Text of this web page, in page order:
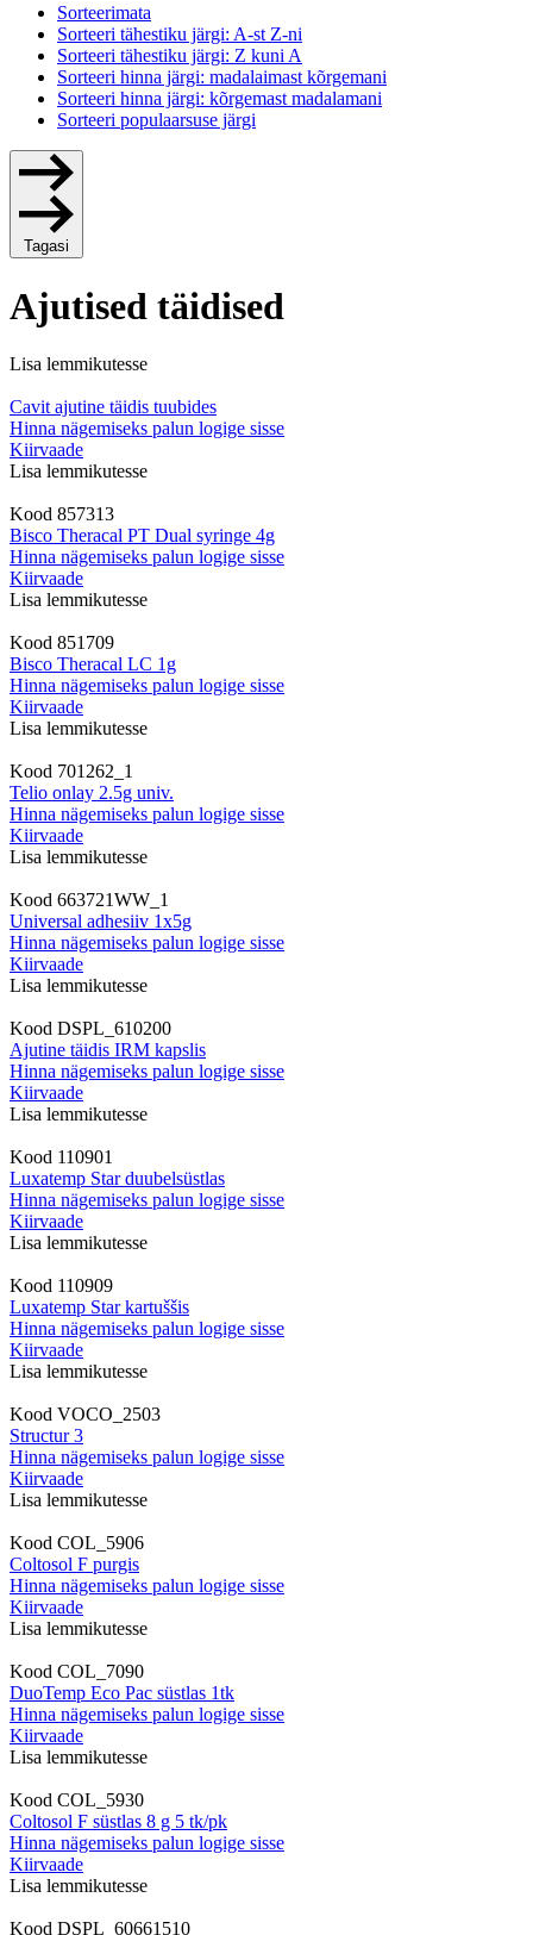
Sorteerimata
Sorteeri tähestiku järgi: A-st Z-ni
Sorteeri tähestiku järgi: Z kuni A
Sorteeri hinna järgi: madalaimast kõrgemani
Sorteeri hinna järgi: kõrgemast madalamani
Sorteeri populaarsuse järgi
Tagasi
Ajutised täidised
Lisa lemmikutesse
Cavit ajutine täidis tuubides
Hinna nägemiseks palun logige sisse
Kiirvaade
Lisa lemmikutesse
Kood 857313
Bisco Theracal PT Dual syringe 4g
Hinna nägemiseks palun logige sisse
Kiirvaade
Lisa lemmikutesse
Kood 851709
Bisco Theracal LC 1g
Hinna nägemiseks palun logige sisse
Kiirvaade
Lisa lemmikutesse
Kood 701262_1
Telio onlay 2.5g univ.
Hinna nägemiseks palun logige sisse
Kiirvaade
Lisa lemmikutesse
Kood 663721WW_1
Universal adhesiiv 1x5g
Hinna nägemiseks palun logige sisse
Kiirvaade
Lisa lemmikutesse
Kood DSPL_610200
Ajutine täidis ​IRM kapslis
Hinna nägemiseks palun logige sisse
Kiirvaade
Lisa lemmikutesse
Kood 110901
Luxatemp Star duubelsüstlas
Hinna nägemiseks palun logige sisse
Kiirvaade
Lisa lemmikutesse
Kood 110909
Luxatemp Star kartuššis
Hinna nägemiseks palun logige sisse
Kiirvaade
Lisa lemmikutesse
Kood VOCO_2503
Structur 3
Hinna nägemiseks palun logige sisse
Kiirvaade
Lisa lemmikutesse
Kood COL_5906
Coltosol F purgis
Hinna nägemiseks palun logige sisse
Kiirvaade
Lisa lemmikutesse
Kood COL_7090
DuoTemp Eco Pac süstlas 1tk
Hinna nägemiseks palun logige sisse
Kiirvaade
Lisa lemmikutesse
Kood COL_5930
Coltosol F süstlas 8 g 5 tk/pk
Hinna nägemiseks palun logige sisse
Kiirvaade
Lisa lemmikutesse
Kood DSPL_60661510